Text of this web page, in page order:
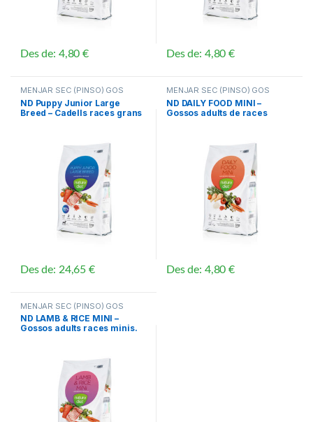
Des de: 4,80€
Aquest producte té diverses variants. Les opcions es poden
Des de: 4,80€
Aquest producte té diverses
MENJAR SEC (PINSO) GOS
ND Puppy Junior Large
Breed – Cadells races grans
Des de: 24,65€
Aquest producte té diverses variants. Les opcions es poden
MENJAR SEC (PINSO) GOS
ND DAILY FOOD MINI –
Gossos adults de races
Des de: 4,80€
Aquest producte té diverses
MENJAR SEC (PINSO) GOS
ND LAMB & RICE MINI –
Gossos adults races minis.